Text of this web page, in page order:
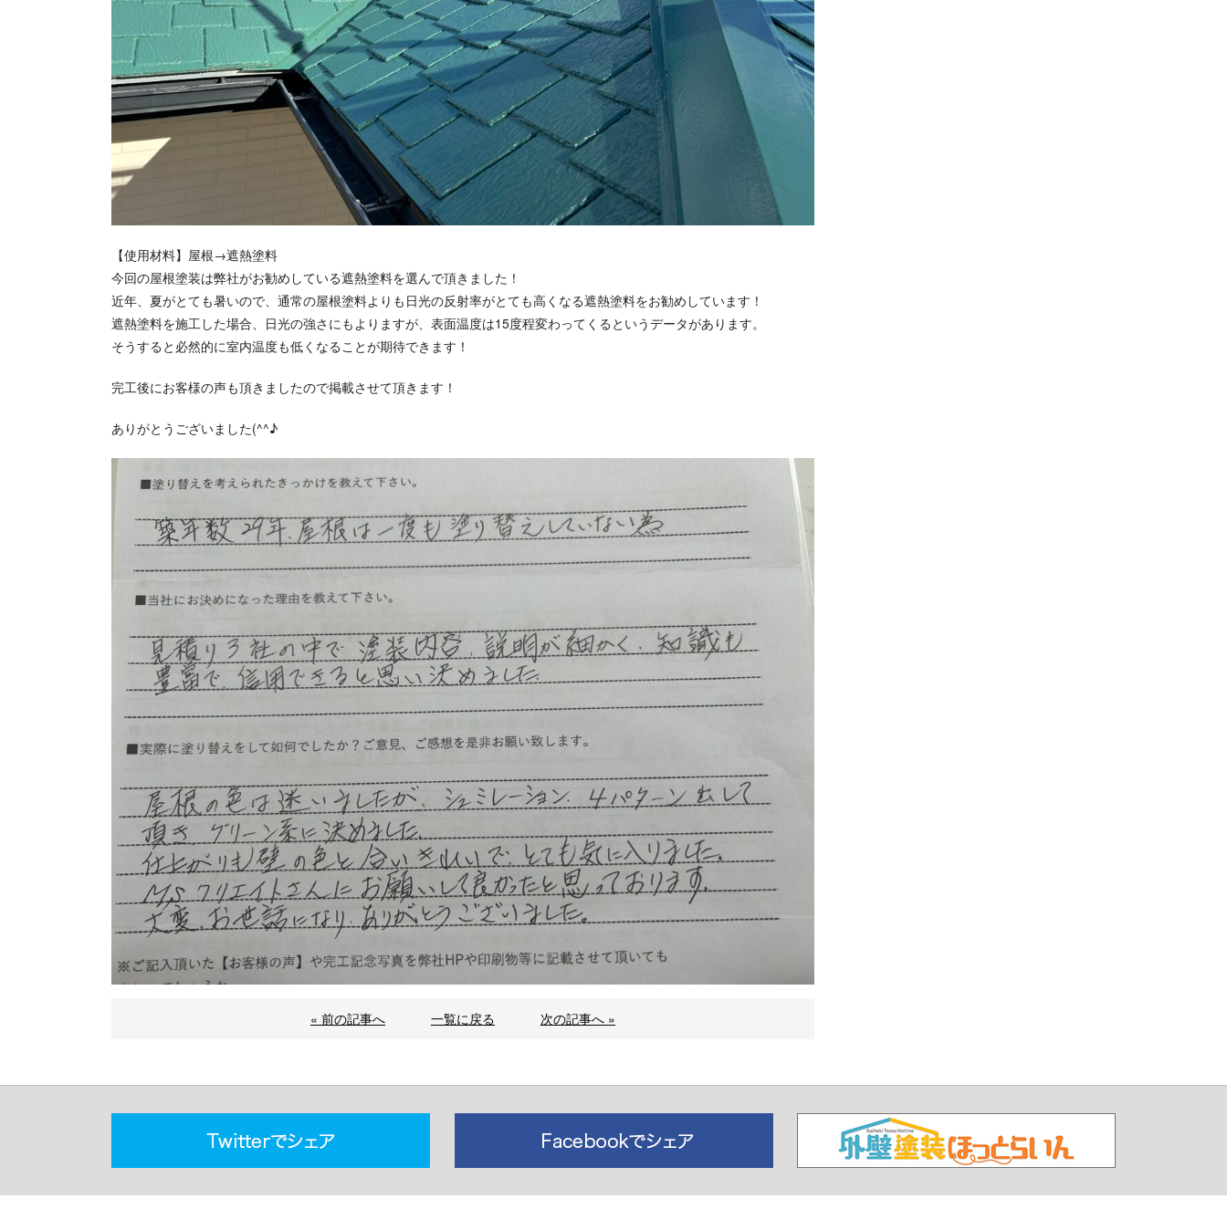
【使用材料】屋根→遮熱塗料
今回の屋根塗装は弊社がお勧めしている遮熱塗料を選んで頂きました！
近年、夏がとても暑いので、通常の屋根塗料よりも日光の反射率がとても高くなる遮熱塗料をお勧めしています！
遮熱塗料を施工した場合、日光の強さにもよりますが、表面温度は15度程変わってくるというデータがあります。
そうすると必然的に室内温度も低くなることが期待できます！
完工後にお客様の声も頂きましたので掲載させて頂きます！
ありがとうございました(^^♪
« 前の記事へ 一覧に戻る 次の記事へ »